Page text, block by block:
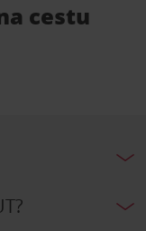
cestu